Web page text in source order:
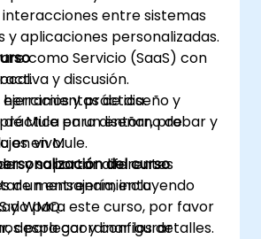
entre sistemas
y aplicaciones personalizadas.
como Servicio (SaaS) con
herramientas de diseño y
Mule para diseñar, probar y
en Mule.
y soportar diferentes
de mensajería, incluyendo
y WMQ.
desplegar y configurar
y discusión.
ejercicios y práctica.
en un entorno de
en vivo.
del curso
un entrenamiento
para este curso, por favor
para coordinar los detalles.